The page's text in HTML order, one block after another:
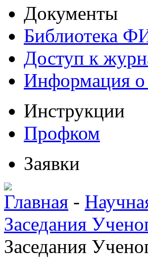
Документы
Библиотека
Доступ к
Информация
Инструкции
Профком
Заявки
Главная -
Заседания
Заседания